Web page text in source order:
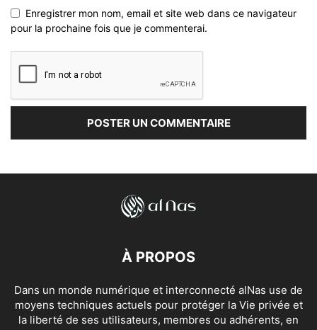
Enregistrer mon nom, email et site web dans ce navigateur
pour la prochaine fois que je commenterai.
À PROPOS
Dans un monde numérique et interconnecté alNas use de
moyens techniques actuels pour protéger la Vie privée et
la liberté de ses utilisateurs, membres ou adhérents, en